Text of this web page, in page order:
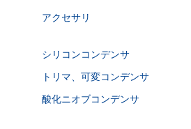
アクセサリ
シリコンコンデンサ
トリマ、可変コンデンサ
酸化ニオブコンデンサ